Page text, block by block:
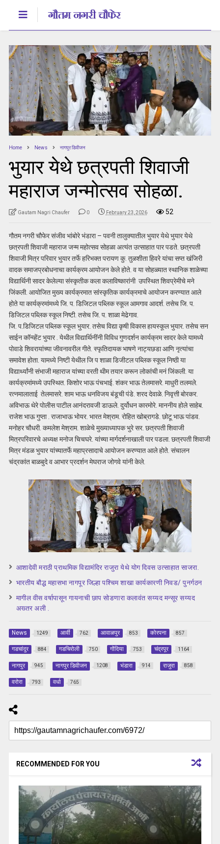
Home News नागपुर डिवीजन
भुयार येथे छत्रपती शिवाजी
महाराज जन्मोत्सव सोहळा.
Gautam Nagri Chaufer 0 February 23, 2026 52
गौतम नगरी चौफेर संजीव भांबोरे भंडारा – पवनी तालुक्यातील भुयार येथे भुयार येथे
छत्रपती शिवाजी महाराज जन्म महोत्सव सोहळा अत्यंत उत्साहात पार पडते. छत्रपती
शिवाजी मित्र परिवार भुयार तर्फे हरिभक्त परायण कु. तुळशीता हिवरे यांचा सप्त खंजिरी
वादक समाजप्रबोधनाचा कार्यक्रम आयोजन केले होते. व या सोहळ्यात स्थानिक शाळेच्या
विद्यार्थिनी सादर केलेल्या संस्कृतीक कला कलाविष्कारांनी उपस्थित शिवप्रेमीचे मने
जिंकली. आयोजित मुख्य कार्यक्रमात सांस्कृतिक कार्यक्रमाचे आयोजन करण्यात आले
होते या कार्यक्रमांमध्ये जि. प. डिजिटल पब्लिक स्कूल आमगाव आदर्श. तसेच जि. प.
डिजिटल पब्लिक स्कूल निष्टी. तसेच जि. प. शाळा मेढेगाव.
जि. प.डिजिटल पब्लिक स्कूल भुयार. तसेच विद्या कृषी विकास हायस्कूल भुयार. तसेच सन
साईन कॉन्व्हेंट भुयार . येथील विद्यार्थिनींनी विविध गुणदर्शन कार्यक्रम सादर केले यामध्ये
पोवाडे शिवरायांच्या जीवनावरील गीते. स्फृतिदायक भाषणे नाट्यछडा आणि नृत्यांचा
समावेश होता. यामध्ये निष्टी येथील जि प शाळा डिजीटल पब्लिक स्कूल निष्ठी या
विद्यार्थ्यांनी संभाजी महाराज यांच्या वरती थीम तयार करून लोकांची मनं जिंकली. या
कार्यक्रमांमध्ये उपस्थित. किशोर भाऊ पंचभाई. शंकर भाऊ तेलमासरे. माधुरी तलमले.
रत्नमालाताई तेलमासरे. शाम भाऊ धनविजय बंडूची पंडे. शरद देवाळे. निवृत्ती बोरकर.
अविभाऊ थेरे पोलीस पाटील आनंदरावजी डाऊले. दुर्योधन कारमोरे. माननीय होले साहेब.
राजेश भाऊ गुप्ता . राजाभाऊ भोयर. भारत मेश्राम. रोहित खोब्रागडे. छोटू भाऊ पांडव.
मनोहर चौधरी. कमलेश मेश्राम. शाळेचे मुख्याध्यापक भुरे सर. छत्रपती शिवाजी
मित्रपरिवारचे अध्यक्ष मनोज चिचघरे. यांच्या मार्गदर्शनाखाली पार पडला. छत्रपती शिवाजी
मित्र मंडळ भुयार यांच्यातर्फे महाप्रसादाचे आयोजन करण्यात आले होते. संचालन
चंद्रकांत बाळबुदे व आभार प्रदर्शन मेघराज जोगवे यांनी केले.
आशादेवी मराठी प्राथमिक विद्यामंदिर राजुरा येथे योग दिवस उत्साहात साजरा.
भारतीय बौद्ध महासभा नागपूर जिल्हा पश्चिम शाखा कार्यकारणी निवड/ पुनर्गठन
मागील वीस वर्षापासून गायनाची छाप सोडणारा कलावंत सय्यद मन्सूर सय्यद
अख्तर अली .
News 1249 आर्वी 762 आवाळपुर 853 कोरपना 857
गडचांदुर 884 गडचिरोली 750 गोंदिया 753 चंद्रपूर 1164
नागपुर 945 नागपुर डिवीजन 1208 भंडारा 914 राजुरा 858
वरोरा 793 वर्धा 765
RECOMMENDED FOR YOU